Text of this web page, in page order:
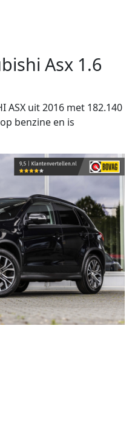
Asx 1.6
ASX uit 2016 met 182.140
benzine en is